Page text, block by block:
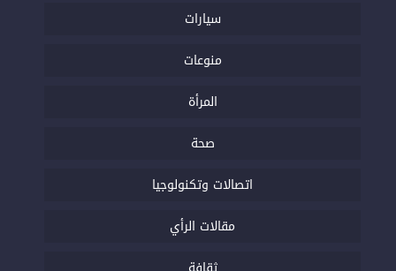
سيارات
منوعات
المرأة
صحة
اتصالات وتكنولوجيا
مقالات الرأي